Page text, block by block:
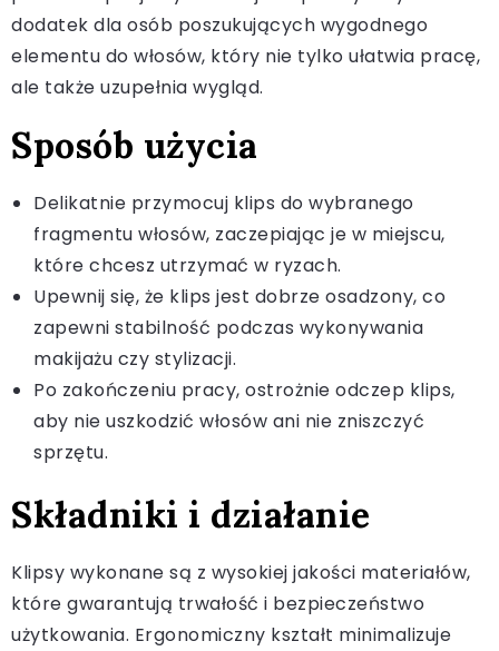
dodatek dla osób poszukujących wygodnego
elementu do włosów, który nie tylko ułatwia pracę,
ale także uzupełnia wygląd.
Sposób użycia
Delikatnie przymocuj klips do wybranego
fragmentu włosów, zaczepiając je w miejscu,
które chcesz utrzymać w ryzach.
Upewnij się, że klips jest dobrze osadzony, co
zapewni stabilność podczas wykonywania
makijażu czy stylizacji.
Po zakończeniu pracy, ostrożnie odczep klips,
aby nie uszkodzić włosów ani nie zniszczyć
sprzętu.
Składniki i działanie
Klipsy wykonane są z wysokiej jakości materiałów,
które gwarantują trwałość i bezpieczeństwo
użytkowania. Ergonomiczny kształt minimalizuje